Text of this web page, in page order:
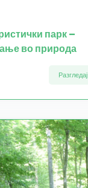
парк –
во природа
Разгледај